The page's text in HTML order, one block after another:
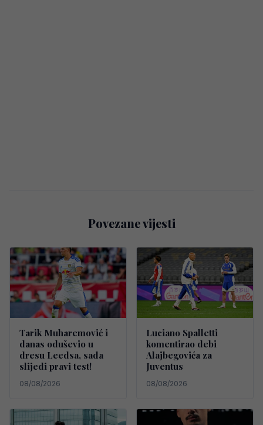
Povezane vijesti
Tarik Muharemović i
danas oduševio u
dresu Leedsa, sada
slijedi pravi test!
08/08/2026
Luciano Spalletti
komentirao debi
Alajbegovića za
Juventus
08/08/2026